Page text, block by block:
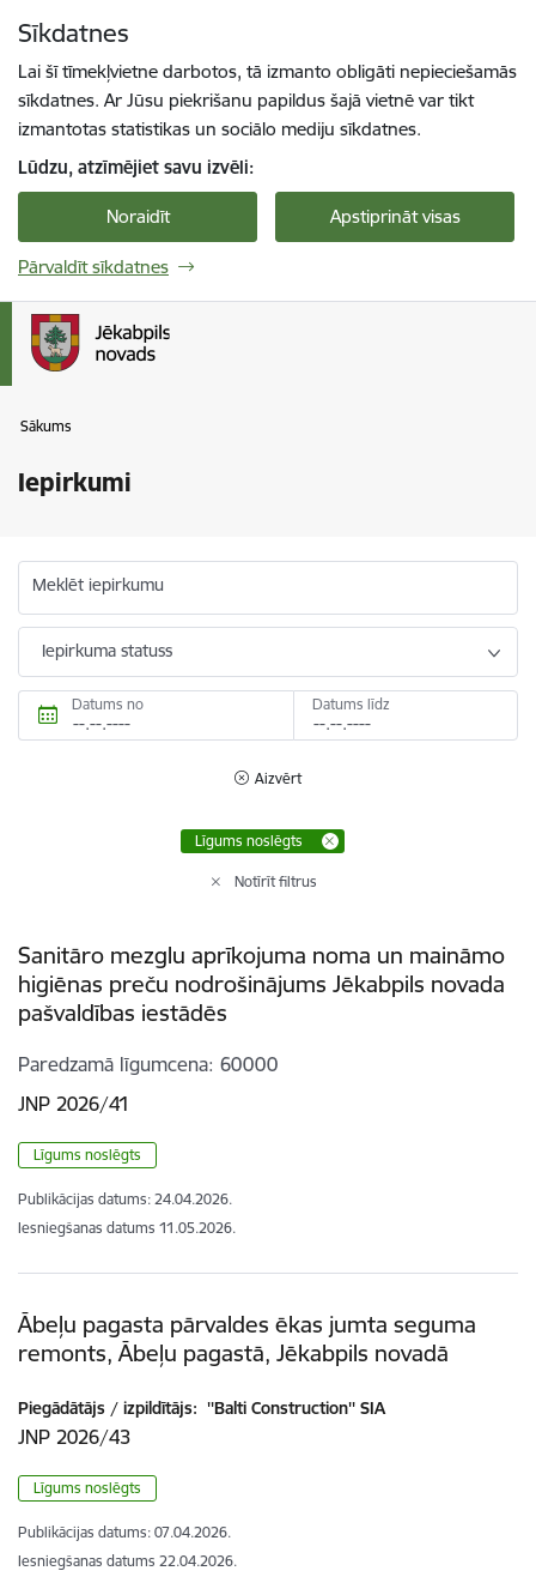
Sīkdatnes
Lai šī tīmekļvietne darbotos, tā izmanto obligāti nepieciešamās
sīkdatnes. Ar Jūsu piekrišanu papildus šajā vietnē var tikt
izmantotas statistikas un sociālo mediju sīkdatnes.
Lūdzu, atzīmējiet savu izvēli:
Noraidīt Apstiprināt visas
Pārvaldīt sīkdatnes
Sākums
Iepirkumi
Meklēt iepirkumu
Iepirkuma statuss
Datums no Datums līdz
Aizvērt
Līgums noslēgts
Notīrīt filtrus
Sanitāro mezglu aprīkojuma noma un maināmo
higiēnas preču nodrošinājums Jēkabpils novada
pašvaldības iestādēs
Paredzamā līgumcena 60000
JNP 2026/41
Līgums noslēgts
Publikācijas datums: 24.04.2026.
Iesniegšanas datums 11.05.2026.
Ābeļu pagasta pārvaldes ēkas jumta seguma
remonts, Ābeļu pagastā, Jēkabpils novadā
Piegādātājs / izpildītājs: ''Balti Construction'' SIA
JNP 2026/43
Līgums noslēgts
Publikācijas datums: 07.04.2026.
Iesniegšanas datums 22.04.2026.